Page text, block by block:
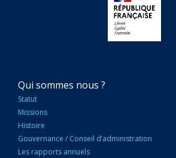
NAVIGATION
PRINCIPALE
Qui sommes nous ?
Statut
Missions
Histoire
Gouvernance / Conseil d’administration
Les rapports annuels